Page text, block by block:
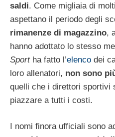
saldi. Come migliaia di
aspettano il periodo degli
rimanenze di magazzino,
hanno adottato lo stesso
Sportha fatto l’elenco dei
loro allenatori, non sono
quelli che i direttori sportivi
piazzare a tutti i costi.
I nomi finora ufficiali sono